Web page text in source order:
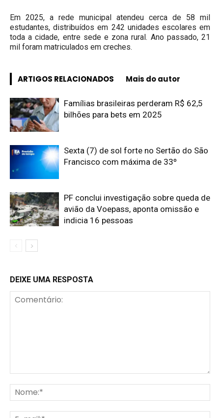
Em 2025, a rede municipal atendeu cerca de 58 mil
estudantes, distribuídos em 242 unidades escolares em
toda a cidade, entre sede e zona rural. Ano passado, 21
mil foram matriculados em creches.
ARTIGOS RELACIONADOS Mais do autor
Famílias brasileiras perderam R$ 62,5
bilhões para bets em 2025
Sexta (7) de sol forte no Sertão do São
Francisco com máxima de 33º
PF conclui investigação sobre queda de
avião da Voepass, aponta omissão e
indicia 16 pessoas
DEIXE UMA RESPOSTA